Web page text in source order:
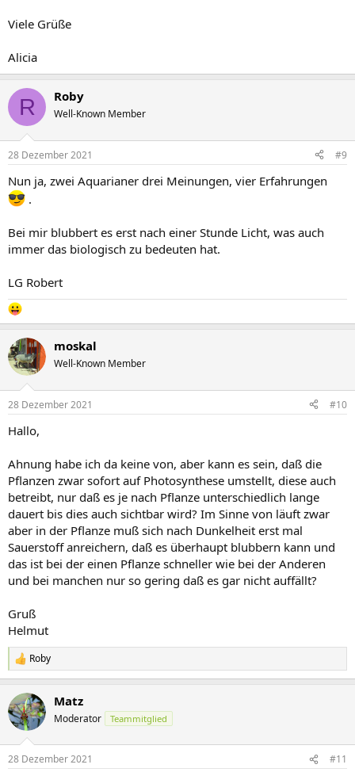
Viele Grüße
Alicia
R Roby
Well-Known Member
28 Dezember 2021 #9
Nun ja, zwei Aquarianer drei Meinungen, vier Erfahrungen
.
Bei mir blubbert es erst nach einer Stunde Licht, was auch
immer das biologisch zu bedeuten hat.
LG Robert
moskal
Well-Known Member
28 Dezember 2021 #10
Hallo,
Ahnung habe ich da keine von, aber kann es sein, daß die
Pflanzen zwar sofort auf Photosynthese umstellt, diese auch
betreibt, nur daß es je nach Pflanze unterschiedlich lange
dauert bis dies auch sichtbar wird? Im Sinne von läuft zwar
aber in der Pflanze muß sich nach Dunkelheit erst mal
Sauerstoff anreichern, daß es überhaupt blubbern kann und
das ist bei der einen Pflanze schneller wie bei der Anderen
und bei manchen nur so gering daß es gar nicht auffällt?
Gruß
Helmut
R
e
k
t
i
n
e
Roby
Matz
Moderator Teammitglied
28 Dezember 2021 #11